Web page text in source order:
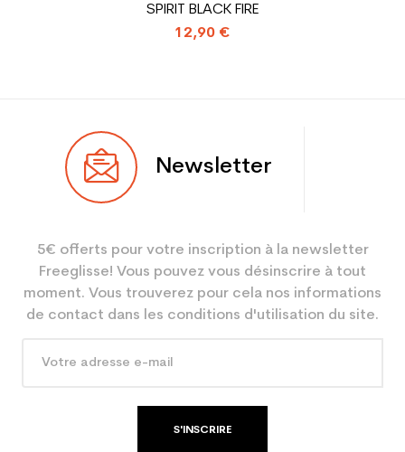
Chaussure ski occasion
SPIRIT BLACK FIRE
12,90 €
Newsletter
5€ offerts pour votre inscription à la newsletter
Freeglisse! Vous pouvez vous désinscrire à tout
moment. Vous trouverez pour cela nos informations
de contact dans les conditions d'utilisation du site.
S'INSCRIRE